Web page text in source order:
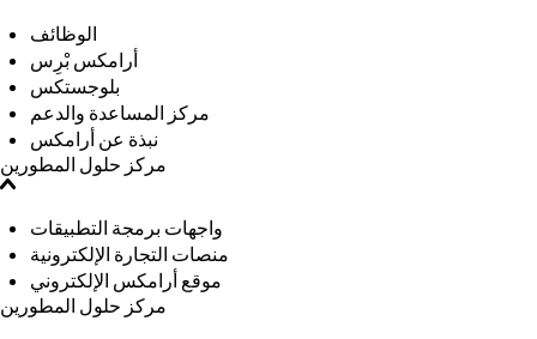
الوظائف
أرامكس بْرِس
بلوجستكس
مركز المساعدة والدعم
نبذة عن أرامكس
مركز حلول المطورين
واجهات برمجة التطبيقات
منصات التجارة الإلكترونية
موقع أرامكس الإلكتروني
مركز حلول المطورين